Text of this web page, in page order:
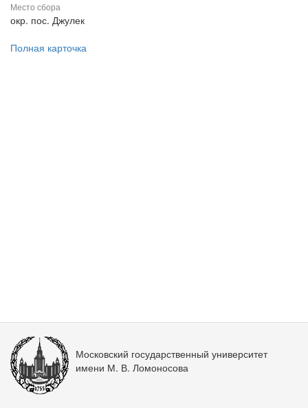
Место сбора
окр. пос. Джулек
Полная карточка
Московский государственный университет
имени М. В. Ломоносова